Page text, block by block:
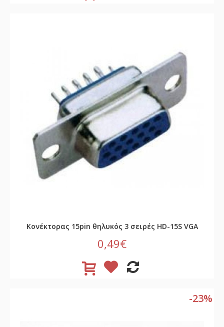
Κονέκτορας 15pin θηλυκός 3 σειρές HD-15S VGA
0,49€
-23%